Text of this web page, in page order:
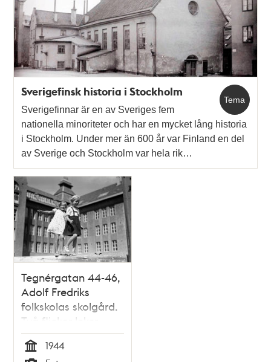
Tema
Sverigefinsk historia i Stockholm
Sverigefinnar är en av Sveriges fem
nationella minoriteter och har en mycket lång historia
i Stockholm. Under mer än 600 år var Finland en del
av Sverige och Stockholm var hela rik…
Tegnérgatan 44-46,
Adolf Fredriks
folkskolas skolgård.
Två flickor leker.
Tid
1944